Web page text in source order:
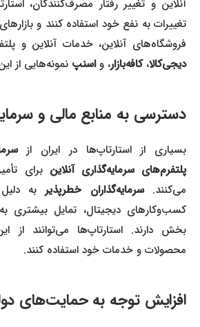
آنلاین و تغییر رفتار مصرف‌کنندگان،
تغییرات به نفع خود استفاده کنند و
فروشگاه‌های آنلاین، خدمات آنلاین و
دیجی‌کالا،کافه‌بازار، واسنپنمونه‌هایی از
دسترسی به منابع مالی و
بسیاری از استارتاپ‌ها در ایران از
پلتفرم‌های سرمایه‌گذاری آنلاینبرای تأمین
می‌کنند.سرمایه‌گذاران خطرپذیربه دلیل
کسب‌وکارهای دیجیتال، تمایل بیشتری به
بخش دارند. استارتاپ‌ها می‌توانند از
محصولات و خدمات خود استفاده کنند.
افزایش توجه بهحمایت‌های